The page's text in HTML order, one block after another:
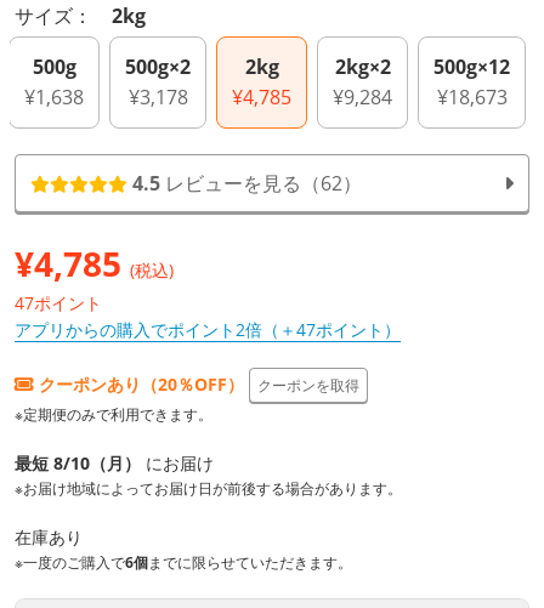
サイズ： 2kg
500g
¥1,638
500g×2
¥3,178
2kg
¥4,785
2kg×2
¥9,284
500g×12
¥18,673
4.5 レビューを見る（62）
¥4,785 (税込)
47ポイント
アプリからの購入でポイント2倍（＋47ポイント）
クーポンあり（20％OFF）
クーポンを取得
※定期便のみで利用できます。
最短 8/10（月） にお届け
※お届け地域によってお届け日が前後する場合があります。
在庫あり
※一度のご購入で6個までに限らせていただきます。